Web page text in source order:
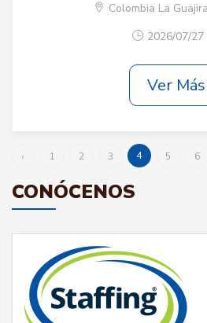
Colombia La
2026/07/27
Ver Más
‹ 1 2 3 4 5 6
CONÓCENOS